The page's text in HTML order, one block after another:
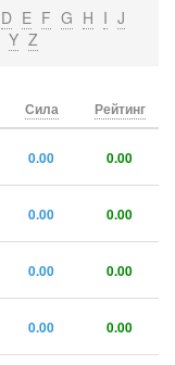
D E F G H I J
Y Z
Сила Рейтинг
0.00 0.00
0.00 0.00
0.00 0.00
0.00 0.00